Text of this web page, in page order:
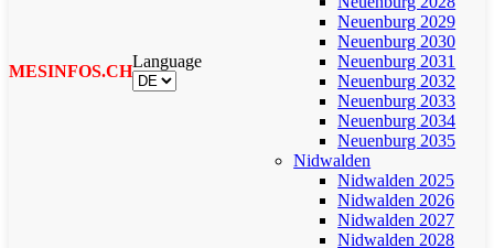
MESINFOS.CH
Language
Neuenburg 2029
Neuenburg 2030
Neuenburg 2031
Neuenburg 2032
Neuenburg 2033
Neuenburg 2034
Neuenburg 2035
Nidwalden
Nidwalden 2025
Nidwalden 2026
Nidwalden 2027
Nidwalden 2028